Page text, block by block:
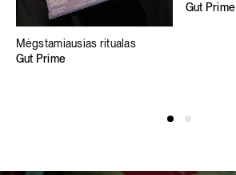
Mėgstamiausias ritualas
Gut Prime
Gut Prime